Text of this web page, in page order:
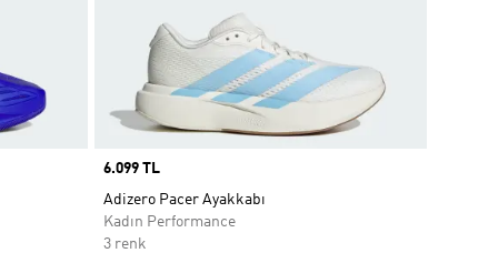
Price
6.099 TL
Adizero Pacer Ayakkabı
Kadın Performance
3 renk